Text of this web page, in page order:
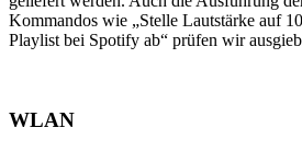
Kommandos wie „Stelle Lautstärke auf
Playlist bei Spotify ab“ prüfen wir
WLAN